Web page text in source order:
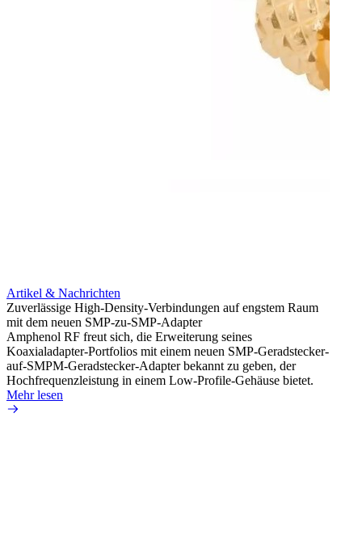
Artikel & Nachrichten
Zuverlässige High-Density-Verbindungen auf engstem Raum
mit dem neuen SMP-zu-SMP-Adapter
Amphenol RF freut sich, die Erweiterung seines
Koaxialadapter-Portfolios mit einem neuen SMP-Geradstecker-
auf-SMPM-Geradstecker-Adapter bekannt zu geben, der
Hochfrequenzleistung in einem Low-Profile-Gehäuse bietet.
Mehr lesen